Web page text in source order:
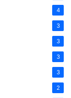
4
3
3
3
3
2